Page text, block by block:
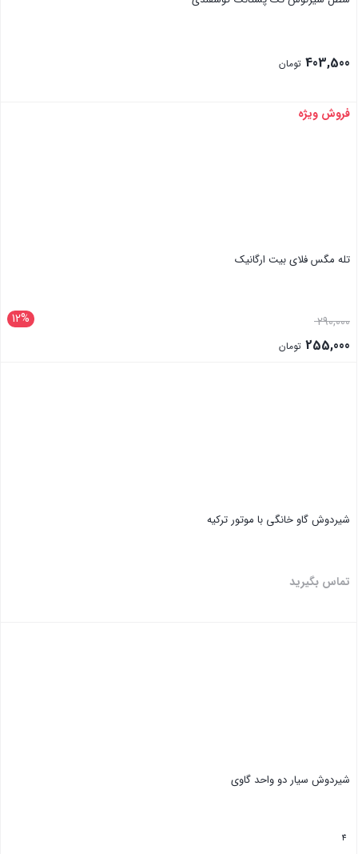
403,500 تومان
بستن
فروش ویژه
تله مگس فلای بیت ارگانیک
12% 290,000قیمت
اصلی:255,000 تومان
شیردوش گاو خانگی با موتور ترکیه
تماس بگیرید
شیردوش سیار دو واحد گاوی
4